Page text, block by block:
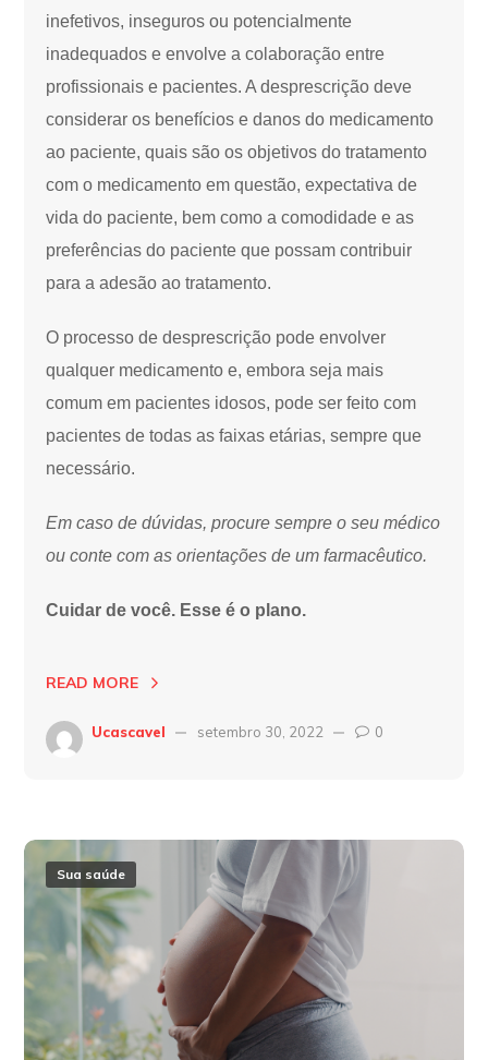
inefetivos, inseguros ou potencialmente
inadequados e envolve a colaboração entre
profissionais e pacientes. A desprescrição deve
considerar os benefícios e danos do medicamento
ao paciente, quais são os objetivos do tratamento
com o medicamento em questão, expectativa de
vida do paciente, bem como a comodidade e as
preferências do paciente que possam contribuir
para a adesão ao tratamento.
O processo de desprescrição pode envolver
qualquer medicamento e, embora seja mais
comum em pacientes idosos, pode ser feito com
pacientes de todas as faixas etárias, sempre que
necessário.
Em caso de dúvidas, procure sempre o seu médico
ou conte com as orientações de um farmacêutico.
Cuidar de você. Esse é o plano.
READ MORE
Ucascavel setembro 30, 2022 0
Sua saúde